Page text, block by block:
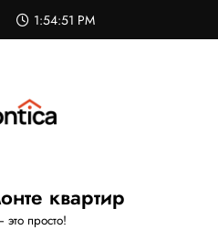
1:54:52 PM
квартир
просто!